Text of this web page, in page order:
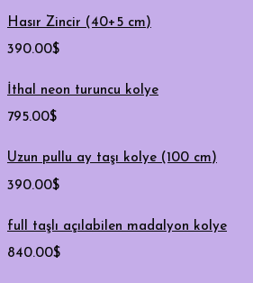
Hasır Zincir (40+5 cm)
390.00$
İthal neon turuncu kolye
795.00$
Uzun pullu ay taşı kolye (100 cm)
390.00$
full taşlı açılabilen madalyon kolye
840.00$